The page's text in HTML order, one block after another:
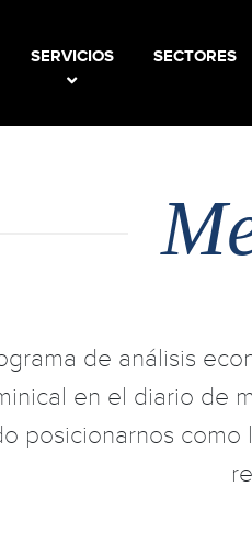
SERVICIOS SECTORES
de análisis
en el diario de
posicionarnos